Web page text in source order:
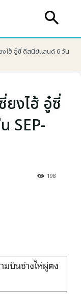
งไฮ้ อู๋ซี่ ดีสนีย์แลนด์ 6 วัน
ยงไฮ้ อู๋ซี่
SEP-
198
มบินซ่างไห่ผู่ตง